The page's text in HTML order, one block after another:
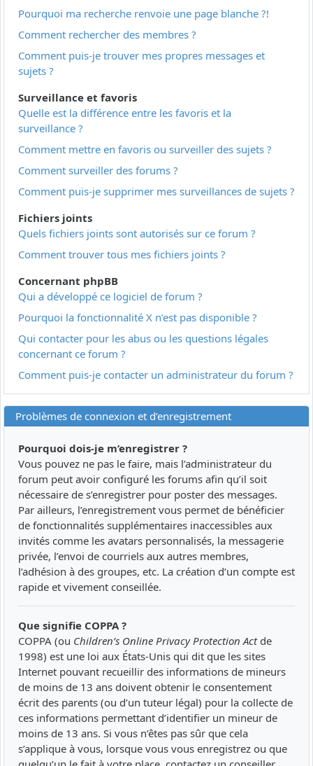
Pourquoi ma recherche renvoie une page blanche ?!
Comment rechercher des membres ?
Comment puis-je trouver mes propres messages et
sujets ?
Surveillance et favoris
Quelle est la différence entre les favoris et la
surveillance ?
Comment mettre en favoris ou surveiller des sujets ?
Comment surveiller des forums ?
Comment puis-je supprimer mes surveillances de sujets ?
Fichiers joints
Quels fichiers joints sont autorisés sur ce forum ?
Comment trouver tous mes fichiers joints ?
Concernant phpBB
Qui a développé ce logiciel de forum ?
Pourquoi la fonctionnalité X n’est pas disponible ?
Qui contacter pour les abus ou les questions légales
concernant ce forum ?
Comment puis-je contacter un administrateur du forum ?
Problèmes de connexion et d’enregistrement
Pourquoi dois-je m’enregistrer ?
Vous pouvez ne pas le faire, mais l’administrateur du
forum peut avoir configuré les forums afin qu’il soit
nécessaire de s’enregistrer pour poster des messages.
Par ailleurs, l’enregistrement vous permet de bénéficier
de fonctionnalités supplémentaires inaccessibles aux
invités comme les avatars personnalisés, la messagerie
privée, l’envoi de courriels aux autres membres,
l’adhésion à des groupes, etc. La création d’un compte est
rapide et vivement conseillée.
Que signifie COPPA ?
COPPA (ou Children’s Online Privacy Protection Actde
1998) est une loi aux États-Unis qui dit que les sites
Internet pouvant recueillir des informations de mineurs
de moins de 13 ans doivent obtenir le consentement
écrit des parents (ou d’un tuteur légal) pour la collecte de
ces informations permettant d’identifier un mineur de
moins de 13 ans. Si vous n’êtes pas sûr que cela
s’applique à vous, lorsque vous vous enregistrez ou que